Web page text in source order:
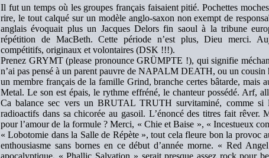
Il fut un temps où les groupes français faisaient pitié. Pochettes
rire, le tout calqué sur un modèle anglo-saxon non exempt de
anglais évoquait plus un Jacques Delors fin saoul à la tribune
répétition de MacBeth. Cette période n’est plus, Dieu merci.
compétitifs, originaux et volontaires (DSK !!!).
Prenez GRYMT (please pronounce GRÜMPTE !), qui signifie
n’ai pas pensé à un parent pauvre de NAPALM DEATH, ou un
un membre français de la famille Grind, branche certes bâtarde, mais
Metal. Le son est épais, le rythme effréné, le chanteur possédé. Arf,
Ca balance sec vers un BRUTAL TRUTH survitaminé, comme
radioactifs dans sa chicorée au gasoil. L’énoncé des titres fait rêver.
pour l’amour de la formule ? Merci, « Chie et Baise », « Incestueux
« Lobotomie dans la Salle de Répète », tout cela fleure bon la provoc
enthousiasme sans bornes en ce début d’année morne. « Red
apocalyptique, « Phallic Salvation » serait presque assez rock pour